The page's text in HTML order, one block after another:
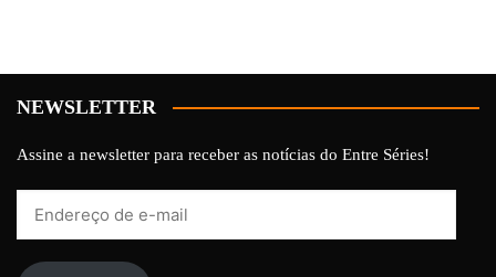
NEWSLETTER
Assine a newsletter para receber as notícias do Entre Séries!